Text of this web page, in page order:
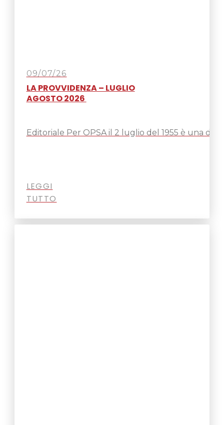
09/07/26
LA PROVVIDENZA – LUGLIO
AGOSTO 2026
Editoriale Per OPSA il 2 luglio del 1955 è una
LEGGI
TUTTO